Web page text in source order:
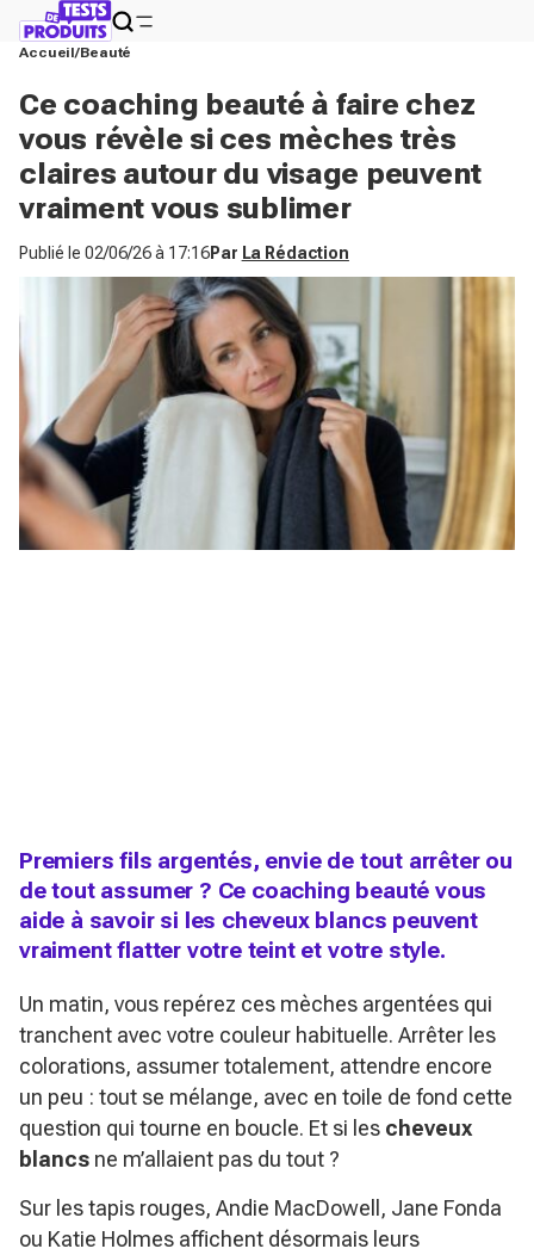
Accueil Beauté
Ce coaching beauté à faire chez
vous révèle si ces mèches très
claires autour du visage peuvent
vraiment vous sublimer
Publié le 02/06/26 à 17:16Par La Rédaction
Premiers fils argentés, envie de tout arrêter ou
de tout assumer ? Ce coaching beauté vous
aide à savoir si les cheveux blancs peuvent
vraiment flatter votre teint et votre style.
Un matin, vous repérez ces mèches argentées qui
tranchent avec votre couleur habituelle. Arrêter les
colorations, assumer totalement, attendre encore
un peu : tout se mélange, avec en toile de fond cette
question qui tourne en boucle. Et si les cheveux
blancs ne m’allaient pas du tout ?
Sur les tapis rouges, Andie MacDowell, Jane Fonda
ou Katie Holmes affichent désormais leurs